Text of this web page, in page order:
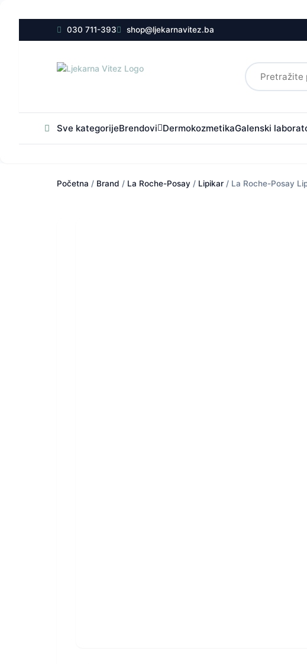
030 711-393 shop@ljekarnavitez.ba
Sve kategorijeBrendovi DermokozmetikaGalenski
Početna / Brand / La Roche-Posay / Lipikar / La Roche-Posay